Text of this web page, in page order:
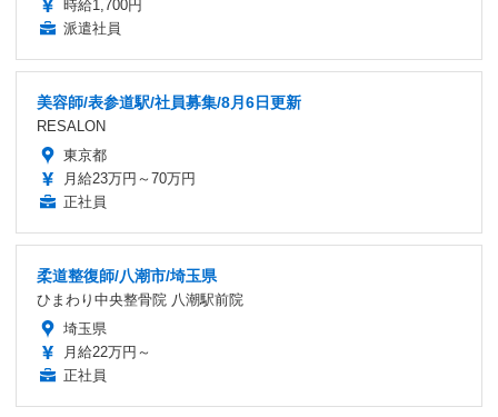
時給1,700円
派遣社員
美容師/表参道駅/社員募集/8月6日更新
RESALON
東京都
月給23万円～70万円
正社員
柔道整復師/八潮市/埼玉県
ひまわり中央整骨院 八潮駅前院
埼玉県
月給22万円～
正社員